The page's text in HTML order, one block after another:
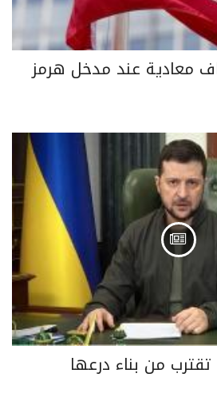
معادية عند مدخل هرمز
تقترب من بناء درعها